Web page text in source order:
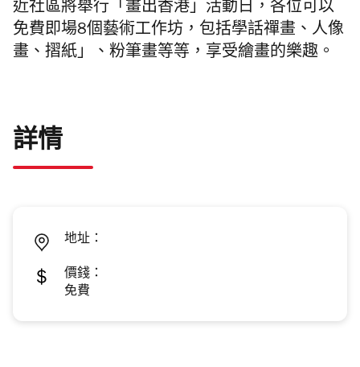
近社區將舉行「畫出香港」活動日，各位可以
免費即場8個藝術工作坊，包括學話禪畫、人像
畫、摺紙」、粉筆畫等等，享受繪畫的樂趣。
詳情
地址：
價錢：
免費